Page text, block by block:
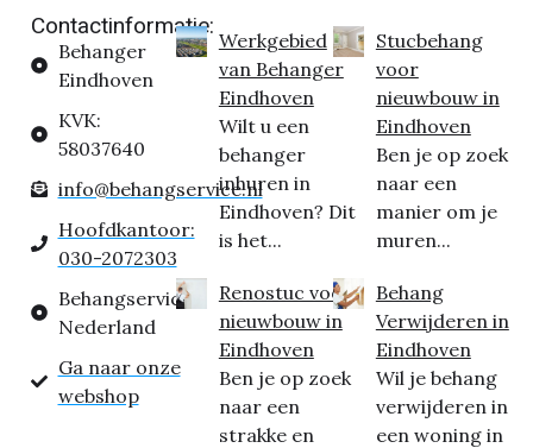
Contactinformatie:
Behanger
Eindhoven
KVK:
58037640
info@behangservice.nl
Hoofdkantoor:
030-2072303
Behangservice
Nederland
Ga naar onze
webshop
Werkgebied
van Behanger
Eindhoven
Wilt u een
behanger
inhuren in
Eindhoven? Dit
is het...
Renostuc voor
nieuwbouw in
Eindhoven
Ben je op zoek
naar een
strakke en
Stucbehang
voor
nieuwbouw in
Eindhoven
Ben je op zoek
naar een
manier om je
muren...
Behang
Verwijderen in
Eindhoven
Wil je behang
verwijderen in
een woning in